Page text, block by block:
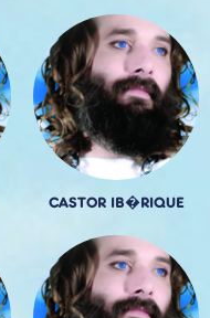
CASTOR IB�RIQUE